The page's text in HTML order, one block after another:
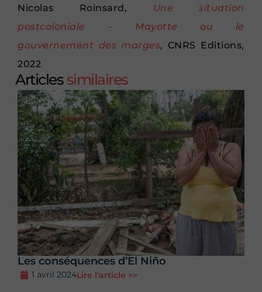
Nicolas Roinsard, Une situation
postcoloniale – Mayotte ou le
gouvernement des marges, CNRS Editions,
2022
Articles similaires
Les conséquences d’El Niño
1 avril 2024Lire l'article >>